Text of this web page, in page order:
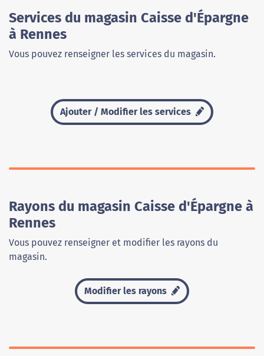
Services du magasin Caisse d'Épargne
à Rennes
Vous pouvez renseigner les services du magasin.
Ajouter / Modifier les services
Rayons du magasin Caisse d'Épargne à
Rennes
Vous pouvez renseigner et modifier les rayons du
magasin.
Modifier les rayons